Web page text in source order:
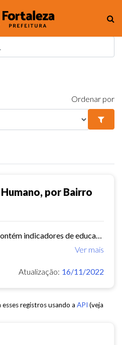
Ordenar por
por Bairro
Ver mais
Atualização: 16/11/2022
registros usando a API (veja